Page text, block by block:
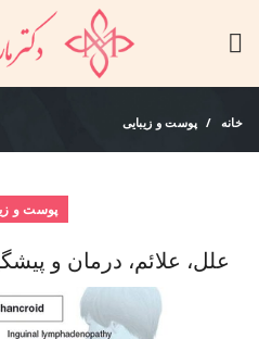
خانه پوست و زیبایی
پوست و
علل، علائم، درمان و